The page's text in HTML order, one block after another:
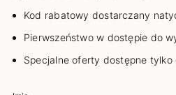
Kod rabatowy dostarczany
Pierwszeństwo w dostępie do
Specjalne oferty dostępne tylko